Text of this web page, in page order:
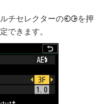
チセレクターの42を押
できます。